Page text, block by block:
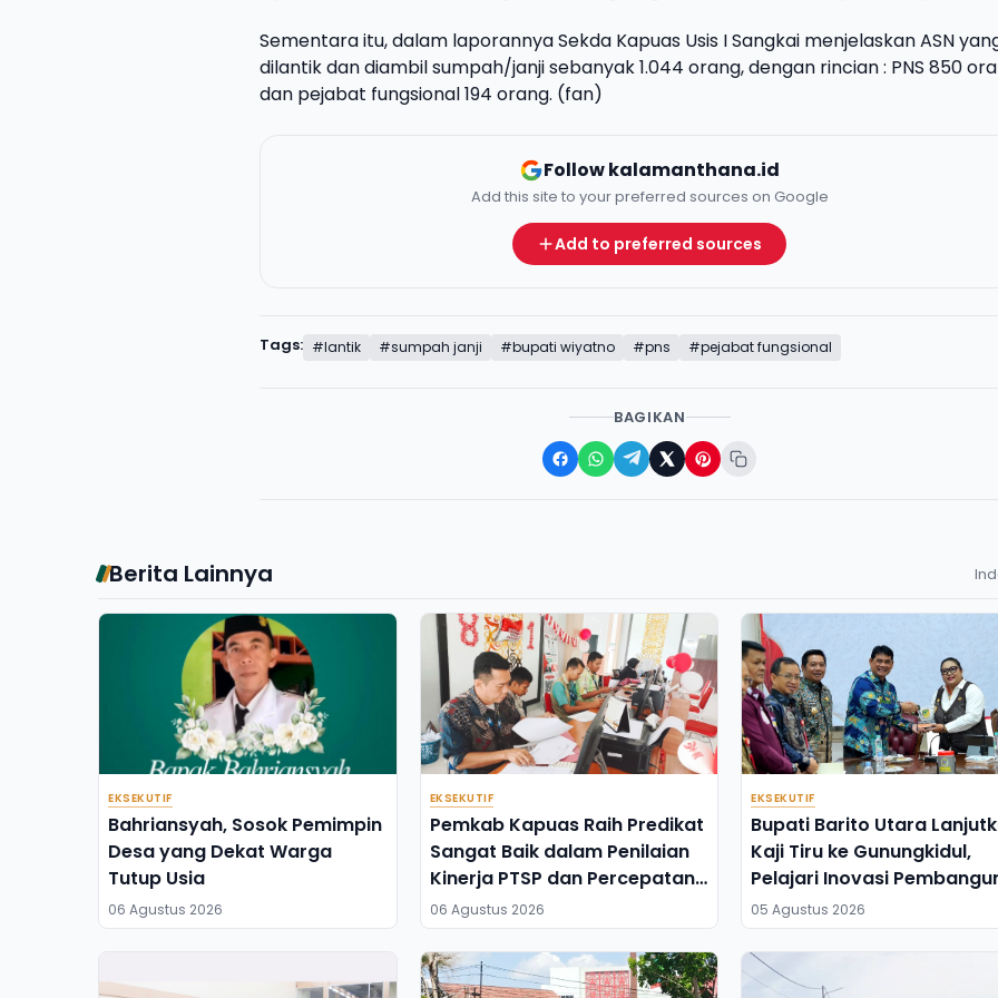
Sementara itu, dalam laporannya Sekda Kapuas Usis I Sangkai menjelaskan ASN
dilantik dan diambil sumpah/janji sebanyak 1.044 orang, dengan rincian : PNS 850
dan pejabat fungsional 194 orang. (fan)
Follow kalamanthana.id
Add this site to your preferred sources on Google
Add to preferred sources
Tags: #lantik #sumpah janji #bupati wiyatno #pns #pejabat fungsional
BAGIKAN
Berita Lainnya
EKSEKUTIF
Bahriansyah, Sosok Pemimpin
Desa yang Dekat Warga
Tutup Usia
06 Agustus 2026
EKSEKUTIF
Pemkab Kapuas Raih Predikat
Sangat Baik dalam Penilaian
Kinerja PTSP dan Percepatan
Berusaha 2026
06 Agustus 2026
EKSEKUTIF
Bupati Barito Utara
Kaji Tiru ke Gunungkidul,
Pelajari Inovasi
Daerah
05 Agustus 2026